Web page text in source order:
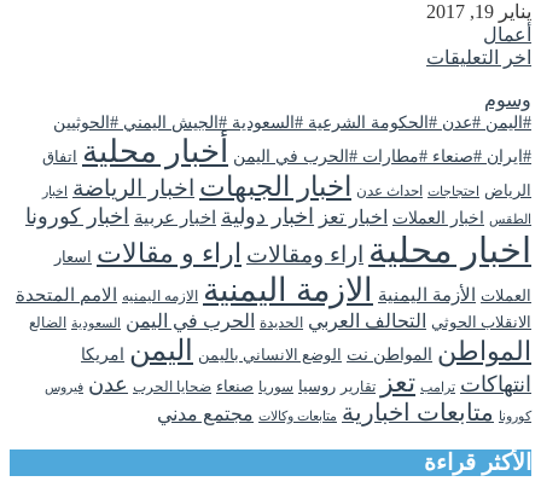
يناير 19, 2017
أعمال
اخر التعليقات
وسوم
#اليمن #عدن #الحكومة الشرعية #السعودية #الجيش اليمني #الحوثيين
#ايران #صنعاء #مطارات #الحرب في اليمن
أخبار محلية
اتفاق
الرياض
احتجاجات احداث عدن اخبار الجبهات اخبار الرياضة اخبار
الطقس
اخبار العملات اخبار تعز اخبار دولية اخبار عربية اخبار كورونا
اخبار محلية اراء ومقالات اراء و مقالات اسعار
العملات الأزمة اليمنية الازمة اليمنية الازمه اليمنيه الامم المتحدة
الانقلاب الحوثي التحالف العربي الحديدة الحرب في اليمن السعودية الضالع
المواطن المواطن نت الوضع الانساني باليمن اليمن امريكا
انتهاكات ترامب تعز تقارير روسيا سوريا صنعاء ضحايا الحرب عدن فيروس
كورونا متابعات اخبارية متابعات وكالات مجتمع مدني
الأكثر قراءة